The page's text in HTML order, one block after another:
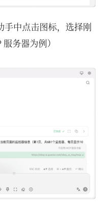
手中点击图标，选择刚
务器为例）